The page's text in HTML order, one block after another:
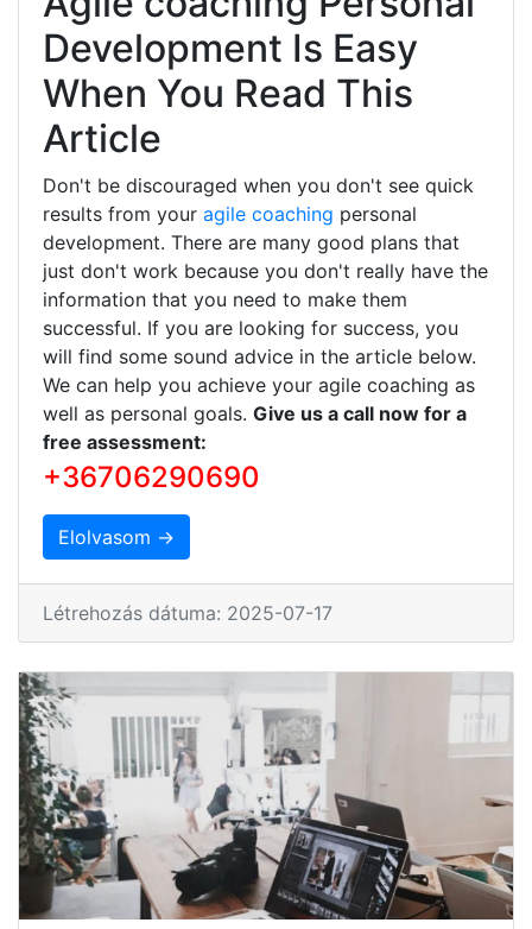
Development Is Easy
When You Read This
Article
Don't be discouraged when you don't see quick
results from your agile coaching personal
development. There are many good plans that
just don't work because you don't really have the
information that you need to make them
successful. If you are looking for success, you
will find some sound advice in the article below.
We can help you achieve your agile coaching as
well as personal goals. Give us a call now for a
free assessment:
+36706290690
Elolvasom →
Létrehozás dátuma: 2025-07-17